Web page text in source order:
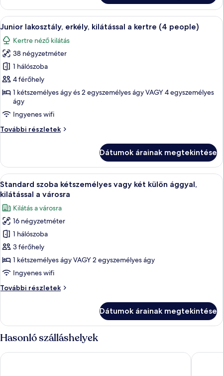
medencére
a
medencére
további
A
következő
szoba
összes
képének
megtekintése:
Junior
lakosztály,
erkély,
kilátással
a
(4
people)
Egy hálószoba, melyben van egy
5
Junior lakosztály, erkély, kilátással a kertre (4 people)
Kertre néző kilátás
38 négyzetméter
1 hálószoba
4 férőhely
1 kétszemélyes ágy és 2 egyszemélyes ágy VAGY 4 egyszemélyes
ágy
Ingyenes wifi
További részletek
Junior
a
kertre
(4
people)
részletei
Dátumok árainak megtekintése
A
következő
szoba
összes
képének
megtekintése:
Standard
szoba
kétszemélyes
két
kilátással
a
városra
Egy modern szoba íróasztallal,
5
Standard szoba kétszemélyes vagy két külön ággyal,
kilátással a városra
Kilátás a városra
16 négyzetméter
1 hálószoba
3 férőhely
1 kétszemélyes ágy VAGY 2 egyszemélyes ágy
Ingyenes wifi
További részletek
Standard
két
ággyal,
a
Dátumok árainak megtekintése
Hasonló szálláshelyek
Hotel Sirmione Terme Hotel